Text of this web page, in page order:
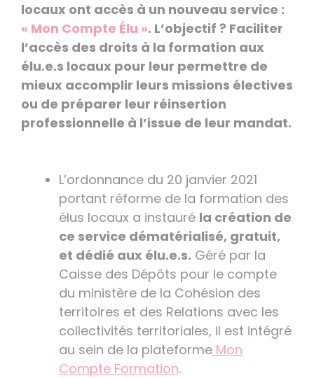
locaux ont accès à un nouveau service :
« Mon Compte Élu ». L’objectif ? Faciliter
l’accès des droits à la formation aux
élu.e.s locaux pour leur permettre de
mieux accomplir leurs missions électives
ou de préparer leur réinsertion
professionnelle à l’issue de leur mandat.
L’ordonnance du 20 janvier 2021
portant réforme de la formation des
élus locaux a instauré la création de
ce service dématérialisé, gratuit,
et dédié aux élu.e.s. Géré par la
Caisse des Dépôts pour le compte
du ministère de la Cohésion des
territoires et des Relations avec les
collectivités territoriales, il est intégré
au sein de la plateforme Mon
Compte Formation.